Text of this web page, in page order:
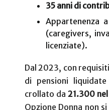
35 anni di
Appartenenza
(caregivers,
licenziate).
Dal 2023, con
di pensioni
crollato da21.300
Opzione Donna non